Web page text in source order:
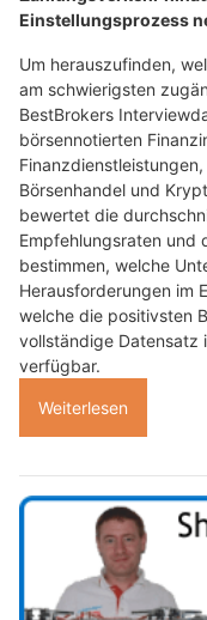
Einstellungsprozess
Um herauszufinden,
am schwierigsten
BestBrokers
börsennotierten
Börsenhandel und
bewertet die
Empfehlungsraten und
bestimmen, welche
Herausforderungen im
welche die positivsten
vollständige Datensatz
verfügbar.
Weiterlesen